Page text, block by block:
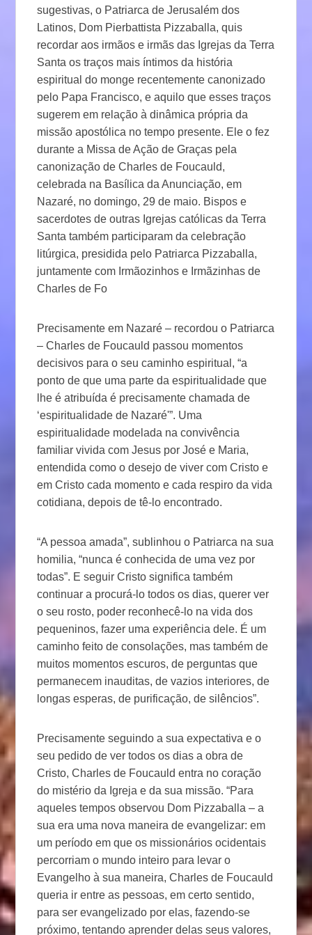
sugestivas, o Patriarca de Jerusalém dos
Latinos, Dom Pierbattista Pizzaballa, quis
recordar aos irmãos e irmãs das Igrejas da Terra
Santa os traços mais íntimos da história
espiritual do monge recentemente canonizado
pelo Papa Francisco, e aquilo que esses traços
sugerem em relação à dinâmica própria da
missão apostólica no tempo presente. Ele o fez
durante a Missa de Ação de Graças pela
canonização de Charles de Foucauld,
celebrada na Basílica da Anunciação, em
Nazaré, no domingo, 29 de maio. Bispos e
sacerdotes de outras Igrejas católicas da Terra
Santa também participaram da celebração
litúrgica, presidida pelo Patriarca Pizzaballa,
juntamente com Irmãozinhos e Irmãzinhas de
Charles de Fo
Precisamente em Nazaré – recordou o Patriarca
– Charles de Foucauld passou momentos
decisivos para o seu caminho espiritual, “a
ponto de que uma parte da espiritualidade que
lhe é atribuída é precisamente chamada de
‘espiritualidade de Nazaré'”. Uma
espiritualidade modelada na convivência
familiar vivida com Jesus por José e Maria,
entendida como o desejo de viver com Cristo e
em Cristo cada momento e cada respiro da vida
cotidiana, depois de tê-lo encontrado.
“A pessoa amada”, sublinhou o Patriarca na sua
homilia, “nunca é conhecida de uma vez por
todas”. E seguir Cristo significa também
continuar a procurá-lo todos os dias, querer ver
o seu rosto, poder reconhecê-lo na vida dos
pequeninos, fazer uma experiência dele. É um
caminho feito de consolações, mas também de
muitos momentos escuros, de perguntas que
permanecem inauditas, de vazios interiores, de
longas esperas, de purificação, de silêncios”.
Precisamente seguindo a sua expectativa e o
seu pedido de ver todos os dias a obra de
Cristo, Charles de Foucauld entra no coração
do mistério da Igreja e da sua missão. “Para
aqueles tempos observou Dom Pizzaballa – a
sua era uma nova maneira de evangelizar: em
um período em que os missionários ocidentais
percorriam o mundo inteiro para levar o
Evangelho à sua maneira, Charles de Foucauld
queria ir entre as pessoas, em certo sentido,
para ser evangelizado por elas, fazendo-se
próximo, tentando aprender delas seus valores,